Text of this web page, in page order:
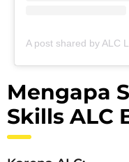
Mengapa
Skills ALC